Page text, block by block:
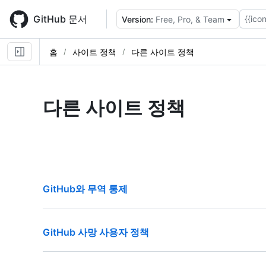
main
content
GitHub 문서 Version: Free, Pro, & Team
홈 사이트 정책 다른 사이트 정책
다른 사이트 정책
GitHub와 무역 통제
GitHub 사망 사용자 정책